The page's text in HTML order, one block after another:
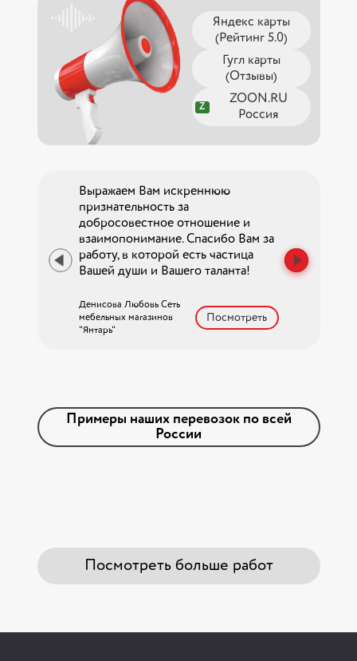
Яндекс карты
(Рейтинг 5.0)
Гугл карты
(Отзывы)
Z
ZOON.RU
Россия
Выражаем Вам искреннюю
признательность за
добросовестное отношение и
взаимопонимание. Спасибо Вам за
работу, в которой есть частица
Вашей души и Вашего таланта!
Денисова Любовь Сеть
мебельных магазинов
"Янтарь"
Посмотреть
наших
поставке...
Примеры наших перевозок по всей
России
Посмотреть больше работ